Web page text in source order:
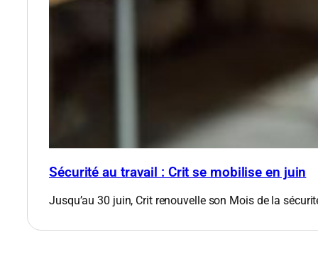
Sécurité au travail : Crit se mobilise en juin
Jusqu’au 30 juin, Crit renouvelle son Mois de la